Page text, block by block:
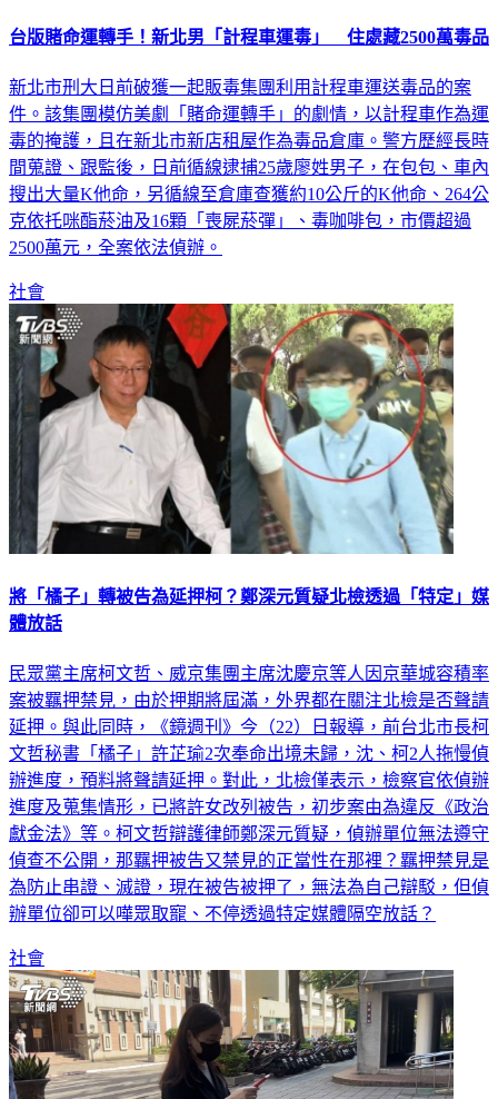
新北市刑大日前破獲一起販毒集團利用計程車運送毒品的案
件。該集團模仿美劇「賭命運轉手」的劇情，以計程車作為運
毒的掩護，且在新北市新店租屋作為毒品倉庫。警方歷經長時
間蒐證、跟監後，日前循線逮捕25歲廖姓男子，在包包、車內
搜出大量K他命，另循線至倉庫查獲約10公斤的K他命、264公
克依托咪酯菸油及16顆「喪屍菸彈」、毒咖啡包，市價超過
社會
將「橘子」轉被告為延押柯？鄭深元質疑北檢透過「特定」媒
民眾黨主席柯文哲、威京集團主席沈慶京等人因京華城容積率
案被羈押禁見，由於押期將屆滿，外界都在關注北檢是否聲請
延押。與此同時，《鏡週刊》今（22）日報導，前台北市長柯
文哲秘書「橘子」許芷瑜2次奉命出境未歸，沈、柯2人拖慢偵
辦進度，預料將聲請延押。對此，北檢僅表示，檢察官依偵辦
進度及蒐集情形，已將許女改列被告，初步案由為違反《政治
獻金法》等。柯文哲辯護律師鄭深元質疑，偵辦單位無法遵守
偵查不公開，那羈押被告又禁見的正當性在那裡？羈押禁見是
為防止串證、滅證，現在被告被押了，無法為自己辯駁，但偵
社會